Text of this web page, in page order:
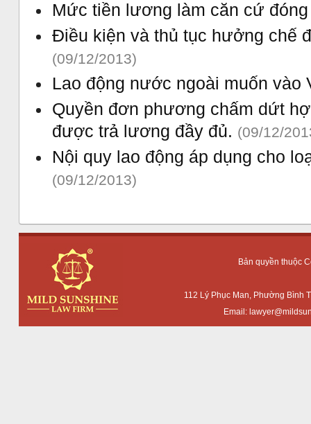
Mức tiền lương làm căn cứ
Điều kiện và thủ tục hưởng chế
(09/12/2013)
Lao động nước ngoài muốn
Quyền đơn phương chấm dứt
được trả lương đầy đủ. (09/12/
Nội quy lao động áp dụng cho
(09/12/2013)
Bản quyền thuộc
112 Lý Phục Man, Phường Bình
Email: